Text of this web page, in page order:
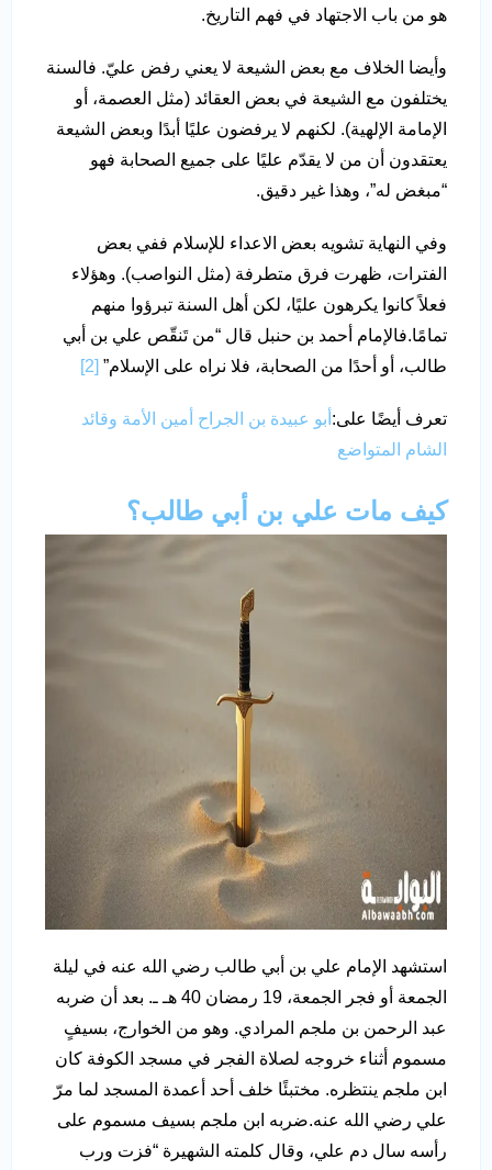
هو من باب الاجتهاد في فهم التاريخ.
وأيضا الخلاف مع بعض الشيعة لا يعني رفض عليّ. فالسنة
يختلفون مع الشيعة في بعض العقائد (مثل العصمة، أو
الإمامة الإلهية). لكنهم لا يرفضون عليًا أبدًا وبعض الشيعة
يعتقدون أن من لا يقدّم عليًا على جميع الصحابة فهو
“مبغض له”، وهذا غير دقيق.
وفي النهاية تشويه بعض الاعداء للإسلام ففي بعض
الفترات، ظهرت فرق متطرفة (مثل النواصب). وهؤلاء
فعلاً كانوا يكرهون عليًا، لكن أهل السنة تبرؤوا منهم
تمامًا.فالإمام أحمد بن حنبل قال “من تَنقّص علي بن أبي
طالب، أو أحدًا من الصحابة، فلا نراه على الإسلام” [2]
تعرف أيضًا على: أبو عبيدة بن الجراح أمين الأمة وقائد
الشام المتواضع
كيف مات علي بن أبي طالب؟
استشهد الإمام علي بن أبي طالب رضي الله عنه في ليلة
الجمعة أو فجر الجمعة، 19 رمضان 40 هـ ـ. بعد أن ضربه
عبد الرحمن بن ملجم المرادي. وهو من الخوارج، بسيفٍ
مسموم أثناء خروجه لصلاة الفجر في مسجد الكوفة كان
ابن ملجم ينتظره. مختبئًا خلف أحد أعمدة المسجد لما مرّ
علي رضي الله عنه.ضربه ابن ملجم بسيف مسموم على
رأسه سال دم علي، وقال كلمته الشهيرة “فزت ورب